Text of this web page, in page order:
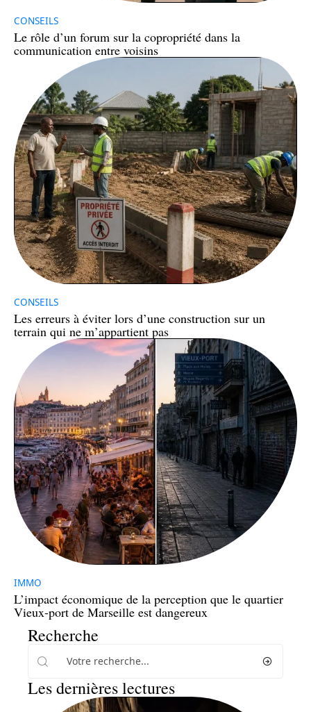
CONSEILS
Le rôle d’un forum sur la copropriété dans la
communication entre voisins
CONSEILS
Les erreurs à éviter lors d’une construction sur un
terrain qui ne m’appartient pas
IMMO
L’impact économique de la perception que le quartier
Vieux-port de Marseille est dangereux
Recherche
Les dernières lectures